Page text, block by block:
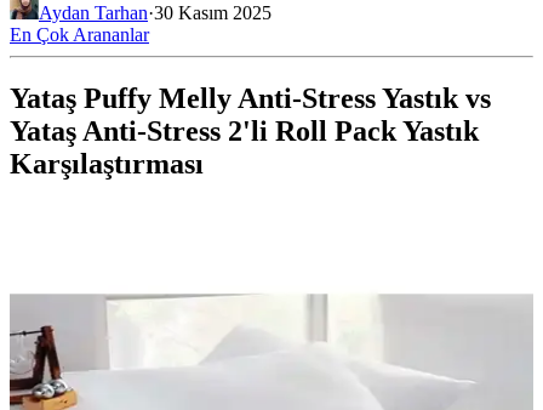
Aydan Tarhan·30 Kasım 2025
En Çok Arananlar
Yataş Puffy Melly Anti-Stress Yastık vs
Yataş Anti-Stress 2'li Roll Pack Yastık
Karşılaştırması